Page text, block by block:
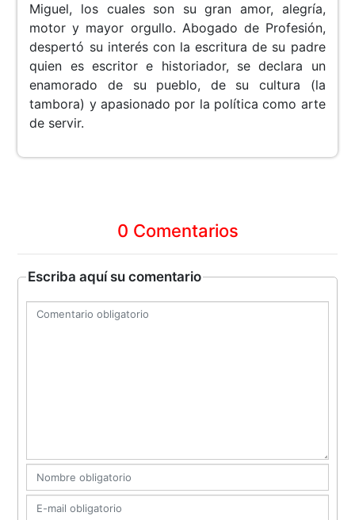
Miguel, los cuales son su gran amor, alegría,
motor y mayor orgullo. Abogado de Profesión,
despertó su interés con la escritura de su padre
quien es escritor e historiador, se declara un
enamorado de su pueblo, de su cultura (la
tambora) y apasionado por la política como arte
de servir.
0 Comentarios
Escriba aquí su comentario